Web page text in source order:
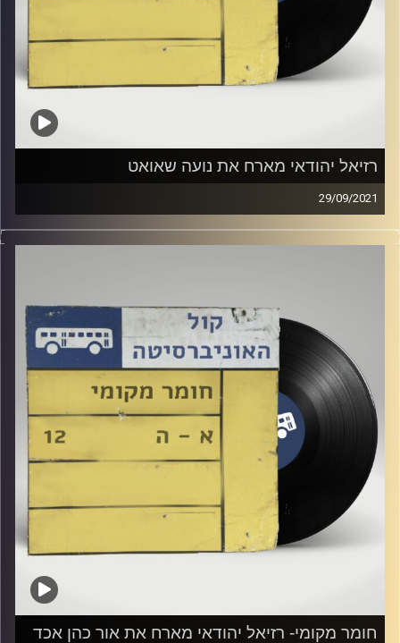
רזיאל יהודאי מארח את נועה שאואט
29/09/2021
שעה של מוזיקה ישראלית עם רזיאל יהודאי.
Elior Buchnik
חומר מקומי- רזיאל יהודאי מארח את אור כהן אכד